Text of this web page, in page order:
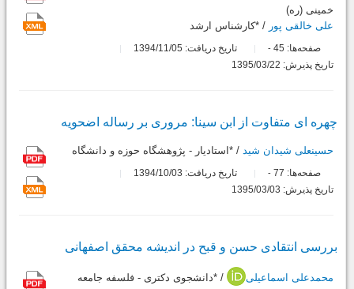
خمینی (ره)
علی خالقی پور / *کارشناس ارشد
صفحه‌ها: 45
-
تاریخ دریافت: 1394/11/05
تاریخ پذیرش: 1395/03/22
چهره اى متفاوت از ابن سینا: مرورى بر رساله اضحویه
حسینعلی شیدان شید / *استادیار - پژوهشگاه حوزه و دانشگاه
صفحه‌ها: 77
-
تاریخ دریافت: 1394/10/03
تاریخ پذیرش: 1395/03/03
بررسى انتقادى حسن و قبح در اندیشه محقق اصفهانى
محمدعلی اسماعیلی / *دانشجوی دکتری - فلسفه جامعه